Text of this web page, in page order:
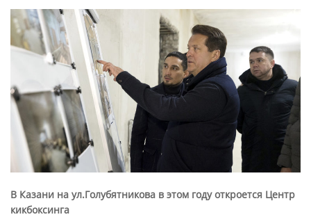
В Казани на ул.Голубятникова в этом году откроется Центр
кикбоксинга